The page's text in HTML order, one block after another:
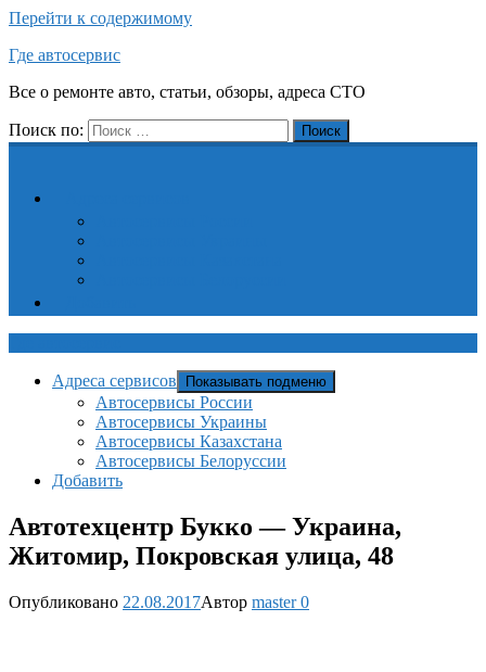
Перейти к содержимому
Где автосервис
Все о ремонте авто, статьи, обзоры, адреса СТО
Поиск по: Поиск
Адреса сервисов Показывать подменю
Автосервисы России
Автосервисы Украины
Автосервисы Казахстана
Автосервисы Белоруссии
Добавить
Автотехцентр Букко — Украина,
Житомир, Покровская улица, 48
Опубликовано 22.08.2017Автор master0